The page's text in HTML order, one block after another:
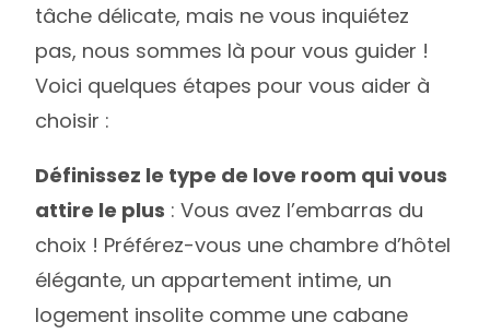
tâche délicate, mais ne vous inquiétez
pas, nous sommes là pour vous guider !
Voici quelques étapes pour vous aider à
choisir :
Définissez le type de love room qui vous
attire le plus : Vous avez l’embarras du
choix ! Préférez-vous une chambre d’hôtel
élégante, un appartement intime, un
logement insolite comme une cabane